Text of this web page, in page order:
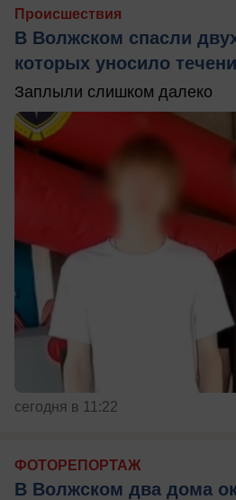
Происшествия
В Волжском спасли
которых уносило
Заплыли слишком далеко
сегодня в 11:22
ФОТОРЕПОРТАЖ
В Волжском два дома